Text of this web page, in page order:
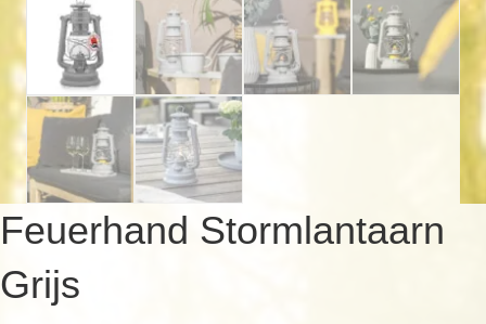
Feuerhand Stormlantaarn
Grijs